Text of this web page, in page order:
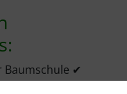
Baumschule ✔